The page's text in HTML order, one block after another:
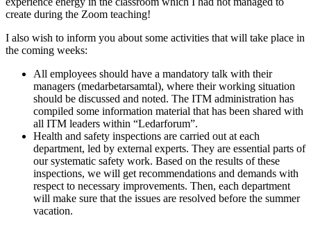
create during the Zoom teaching!
I also wish to inform you about some activities that will take place in
the coming weeks:
All employees should have a mandatory talk with their
managers (medarbetarsamtal), where their working situation
should be discussed and noted. The ITM administration has
compiled some information material that has been shared with
all ITM leaders within “Ledarforum”.
Health and safety inspections are carried out at each
department, led by external experts. They are essential parts of
our systematic safety work. Based on the results of these
inspections, we will get recommendations and demands with
respect to necessary improvements. Then, each department
will make sure that the issues are resolved before the summer
vacation.